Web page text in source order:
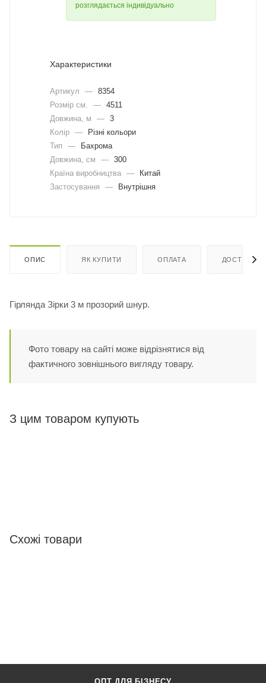
розглядається індивідуально
Характеристики
Артикул — 8354
Розмір см.
— 4511
Довжина, м
— 3
Колір —
Різні кольори
Тип
—
Бахрома
Довжина, cм
— 300
Країна виробництва —
Китай
Застосування
— Внутрішня
ОПИС ЯК КУПИТИ ОПЛАТА ДОСТАВКА
Гірлянда Зірки 3 м прозорий шнур.
Фото товару на сайті може відрізнятися від
фактичного зовнішнього вигляду товару.
З цим товаром купують
Схожі товари